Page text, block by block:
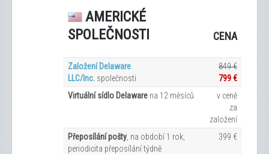
AMERICKÉ
SPOLEČNOSTI
CENA
Založení Delaware
LLC/Inc. společnosti
849 €
799 €
Virtuální sídlo Delaware na 12 měsíců
v ceně
za
založení
Přeposílání pošty , na období 1 rok,
periodicita přeposílání týdně
399 €